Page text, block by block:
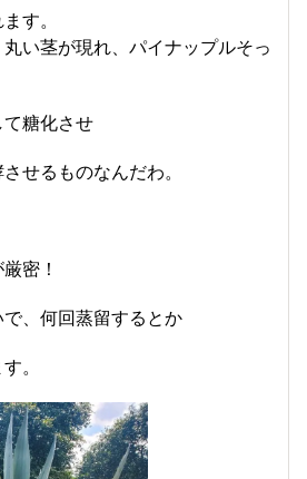
す。
い茎が現れ、パイナップルそっ
糖化させ
せるものなんだわ。
密！
、何回蒸留するとか
。